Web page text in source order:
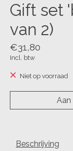
Gift set
van 2)
€31,80
Incl. btw
Niet op voorraad
Beschrijving